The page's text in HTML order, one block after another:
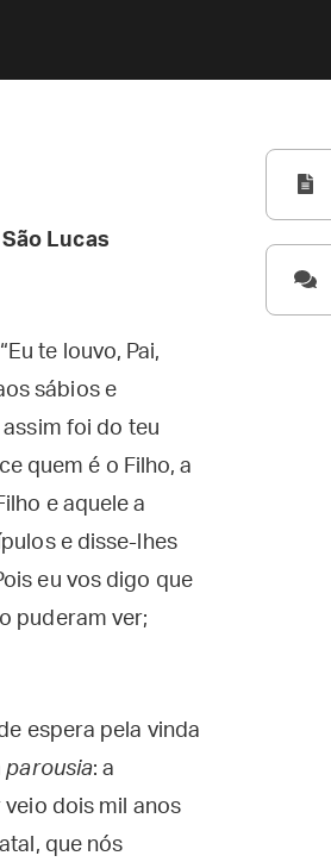
Lucas
te louvo, Pai,
sábios e
assim foi do teu
quem é o Filho, a
e aquele a
e disse-lhes
eu vos digo que
puderam ver;
espera pela vinda
parousia: a
veio dois mil anos
que nós